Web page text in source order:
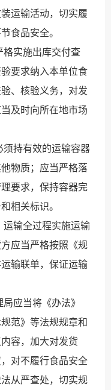
运输活动，切实履
食品安全。
实施出库交付查
要求纳入本单位食
、核验义务，对发
及时向所在地市场
持有效的运输容器
物质；应当严格落
要求，保持容器完
相关标识。
输全过程实施运输
应当严格按照《规
输联单，保证运输
应当将《办法》
范》等法规规章和
容，加大对发货
对不履行食品安全
从严查处，切实规